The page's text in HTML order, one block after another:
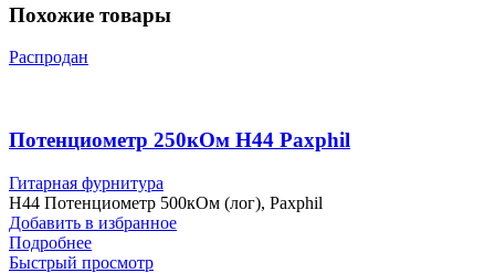
Похожие товары
Распродан
Потенциометр 250кОм H44 Paxphil
Гитарная фурнитура
H44 Потенциометр 500кОм (лог), Paxphil
Добавить в избранное
Подробнее
Быстрый просмотр